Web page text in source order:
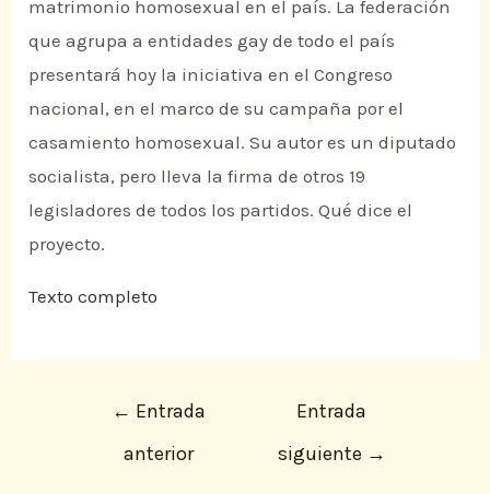
matrimonio homosexual en el país. La federación
que agrupa a entidades gay de todo el país
presentará hoy la iniciativa en el Congreso
nacional, en el marco de su campaña por el
casamiento homosexual. Su autor es un diputado
socialista, pero lleva la firma de otros 19
legisladores de todos los partidos. Qué dice el
proyecto.
Texto completo
← Entrada
anterior
Entrada
siguiente →